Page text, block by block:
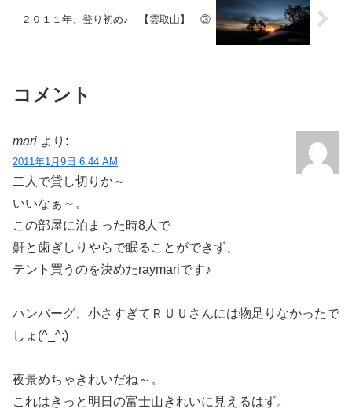
２０１１年、登り初め♪ 【雲取山】 ③
コメント
mari より:
2011年1月9日 6:44 AM
二人で貸し切りか～
いいなぁ～。
この部屋に泊まった時8人で
鼾と歯ぎしりやらで眠ることができず、
テント買うのを決めたraymariです♪
ハンバーグ、小さすぎてＲＵＵさんには物足りなかったで
しょ(^_^;)
夜景めちゃきれいだね～。
これはきっと明日の富士山きれいに見えるはず。